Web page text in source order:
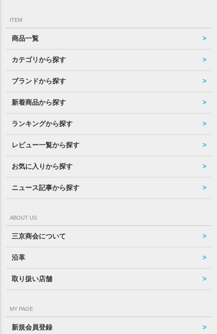
ITEM
商品一覧
カテゴリから探す
ブランドから探す
新着商品から探す
ランキングから探す
レビュー一覧から探す
お気に入りから探す
ニュース記事から探す
ABOUT US
三京商会について
沿革
取り扱い店舗
MY PAGE
新規会員登録